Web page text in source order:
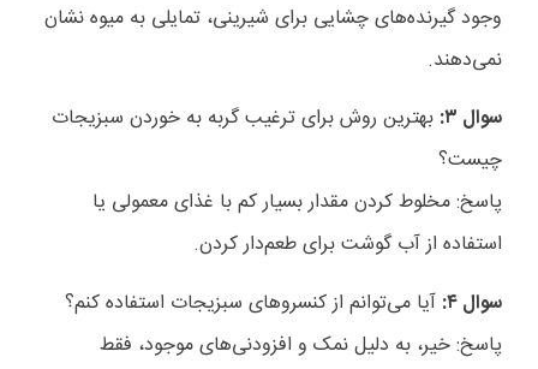
وجود گیرنده‌های چشایی برای شیرینی، تمایلی به میوه نشان
نمی‌دهند.
سوال ۳ : بهترین روش برای ترغیب گربه به خوردن سبزیجات
چیست؟
پاسخ: مخلوط کردن مقدار بسیار کم با غذای معمولی یا
استفاده از آب گوشت برای طعم‌دار کردن.
سوال ۴ : آیا می‌توانم از کنسروهای سبزیجات استفاده کنم؟
پاسخ: خیر، به دلیل نمک و افزودنی‌های موجود، فقط